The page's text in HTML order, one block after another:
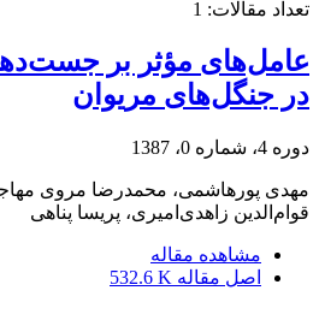
تعداد مقالات: 1
عامل‌های مؤثر بر
در جنگل‌های مریوان
دوره 4، شماره 0، 1387
مهدی پورهاشمی، محمدرضا مروی
قوام‌الدین زاهدی‌امیری، پریسا پناهی
مشاهده مقاله
اصل مقاله 532.6 K